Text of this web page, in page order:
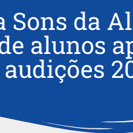
Sons da
alunos
audições